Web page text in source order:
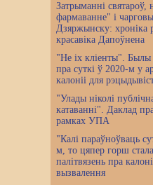
Затрыманні святароў,
фармаванне" і
Дзяржынску: хроніка
красавіка Дапоўнена
"Не іх кліенты". Былы
пра суткі ў 2020-м у
калоніі для
"Улады ніколі
катаванні". Даклад
рамках УПА
"Калі параўноўваць
м, то цяпер горш
палітвязень пра
вызвалення